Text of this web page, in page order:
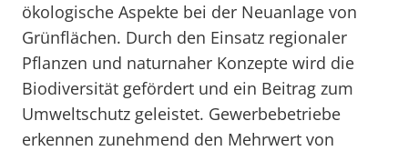
ökologische Aspekte bei der Neuanlage von
Grünflächen. Durch den Einsatz regionaler
Pflanzen und naturnaher Konzepte wird die
Biodiversität gefördert und ein Beitrag zum
Umweltschutz geleistet. Gewerbebetriebe
erkennen zunehmend den Mehrwert von